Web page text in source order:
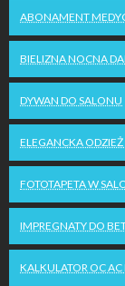
ABONAMENT
BIELIZNA NOCNA
DYWAN DO SALONU
ELEGANCKA
FOTOTAPETA W
IMPREGNATY DO
KALKULATOR OC AC